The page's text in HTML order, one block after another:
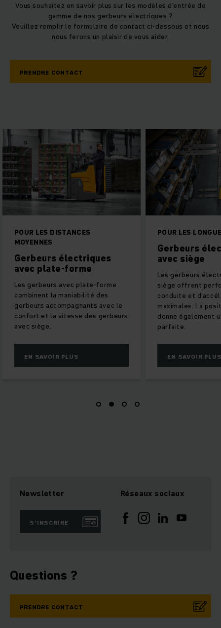
Vous souhaitez en savoir plus sur les modèles d'entrée de
gamme de nos gerbeurs électriques ?
Veuillez remplir le formulaire de contact ci-dessous et nous
nous ferons un plaisir de vous aider.
PRENDRE CONTACT
POUR LES LONGUES DISTANCES
Gerbeurs électriques
avec siège
Les gerbeurs électriques avec
siège offrent performances de
conduite et d'accélération
maximales. La position du siège
donne également une visibilité
parfaite.
EN SAVOIR PLUS
RENT IT. MOVE
Louer un
électrique
Vous n'avez
électrique que
limitée ? Alors la
solution idéale
EN SAVOIR
Newsletter
S’INSCRIRE
Réseaux sociaux
Questions ?
PRENDRE CONTACT